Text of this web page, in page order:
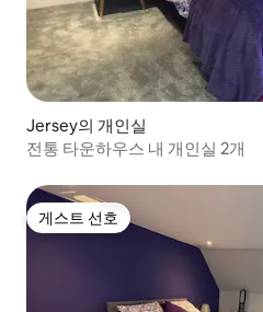
Jersey의 개인실
전통 타운하우스 내 개인실 2개
게스트 선호
게스트 선호